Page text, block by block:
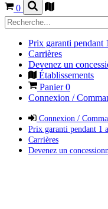
0
Prix garanti pendant
Carrières
Devenez un
Établissements
Panier0
Connexion /
Connexion /
Prix garanti pendant 1
Carrières
Devenez un